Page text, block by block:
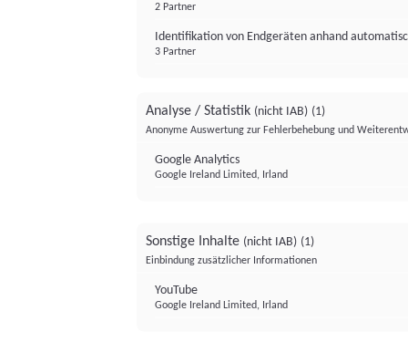
2 Partner
Identifikation von Endgeräten anhand
3 Partner
Analyse / Statistik (nicht IAB) (1)
Anonyme Auswertung zur Fehlerbehebung und
Google Analytics
Google Ireland Limited, Irland
Sonstige Inhalte (nicht IAB) (1)
Einbindung zusätzlicher Informationen
YouTube
Google Ireland Limited, Irland